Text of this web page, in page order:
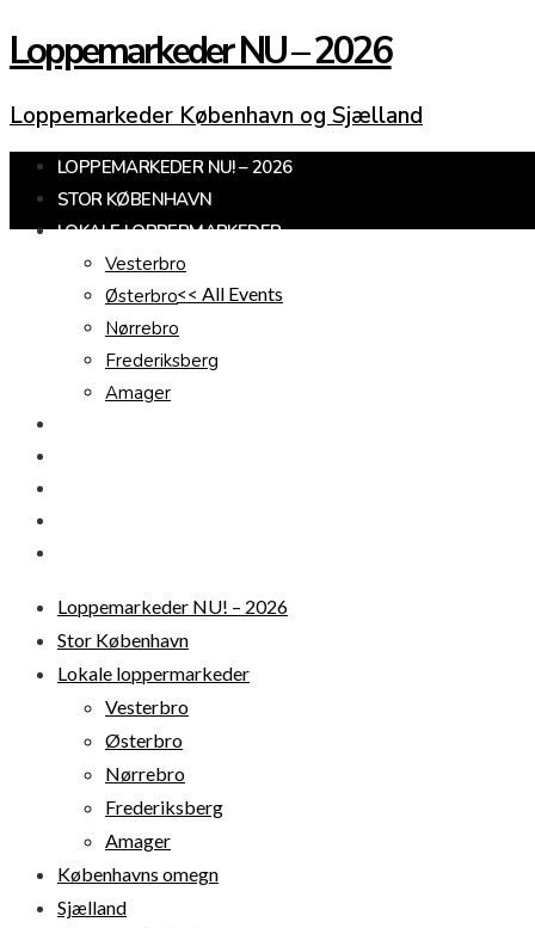
Loppemarkeder NU – 2026
Loppemarkeder København og Sjælland
LOPPEMARKEDER NU! – 2026
STOR KØBENHAVN
LOKALE LOPPERMARKEDER
Vesterbro
Østerbro
Nørrebro
Frederiksberg
Amager
Loppemarkeder NU! – 2026
Stor København
Lokale loppermarkeder
Vesterbro
Østerbro
Nørrebro
Frederiksberg
Amager
Københavns omegn
Sjælland
<< All Events